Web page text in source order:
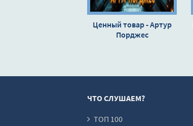
Ценный товар - Артур
Порджес
ЧТО СЛУШАЕМ?
ТОП 100